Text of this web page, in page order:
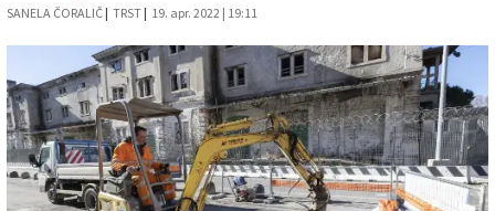
Uredništvo
Oglasi
Založnik
Zadruga PD
SANELA ČORALIČ | TRST | 19. apr. 2022 | 19:11